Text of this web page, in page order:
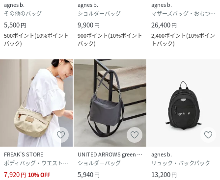
agnes b.
その他のバッグ
5,500円
500ポイント(10%ポイント
バック)
agnes b.
ショルダーバッグ
9,900円
900ポイント(10%ポイント
バック)
agnes b.
マザーズバッグ・おむつポーチ
26,400円
2,400ポイント(10%ポイン
トバック)
FREAK’S STORE
ボディバッグ・ウエストポーチ
7,920円 10%OFF
UNITED ARROWS green label relaxing
ショルダーバッグ
5,940円
agnes b.
リュック・バックパック
13,200円